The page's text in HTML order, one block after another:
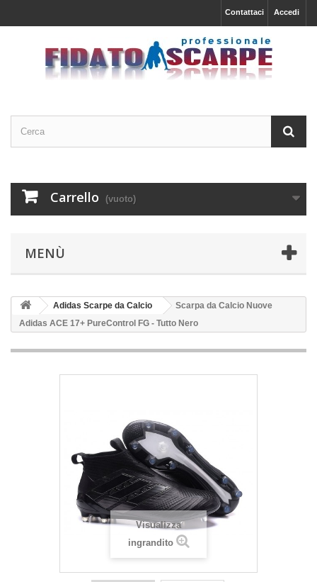
Accedi
Contattaci
Carrello (vuoto)
MENÙ
Adidas Scarpe da Calcio
Scarpa da Calcio Nuove
Adidas ACE 17+ PureControl FG - Tutto Nero
Visualizza
ingrandito